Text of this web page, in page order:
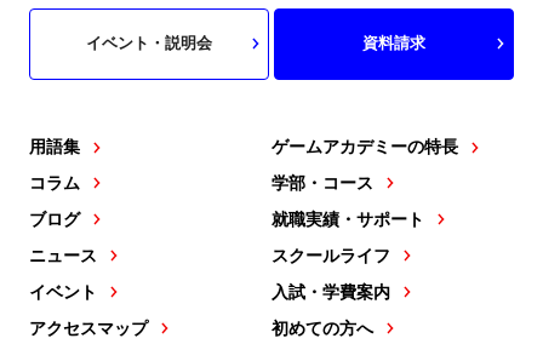
用語集
コラム
ブログ
ニュース
イベント
アクセスマップ
ゲームアカデミーの特長
学部・コース
就職実績・サポート
スクールライフ
入試・学費案内
初めての方へ
イベント・説明会 資料請求